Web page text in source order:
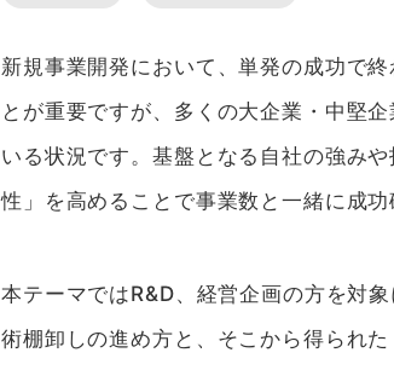
新規事業開発において、単発の成功で
とが重要ですが、多くの大企業・中堅
いる状況です。基盤となる自社の強み
性」を高めることで事業数と一緒に成
本テーマではR&D、経営企画の方を対
術棚卸しの進め方と、そこから得られ